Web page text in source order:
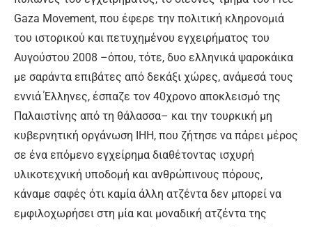
Gaza Μovement, που έφερε την πολιτική κληρονομιά
του ιστορικού και πετυχημένου εγχειρήματος του
Αυγούστου 2008 –όπου, τότε, δυο ελληνικά ψαροκάικα
με σαράντα επιβάτες από δεκάξι χώρες, ανάμεσά τους
εννιά Έλληνες, έσπαζε τον 40χρονο αποκλεισμό της
Παλαιστίνης από τη θάλασσα– και την τουρκική μη
κυβερνητική οργάνωση ΙΗΗ, που ζήτησε να πάρει μέρος
σε ένα επόμενο εγχείρημα διαθέτοντας ισχυρή
υλικοτεχνική υποδομή και ανθρώπινους πόρους,
κάναμε σαφές ότι καμία άλλη ατζέντα δεν μπορεί να
εμφιλοχωρήσει στη μία και μοναδική ατζέντα της